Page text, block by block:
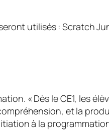
utilisés : Scratch
« Dès le CE1, les
et la
à la